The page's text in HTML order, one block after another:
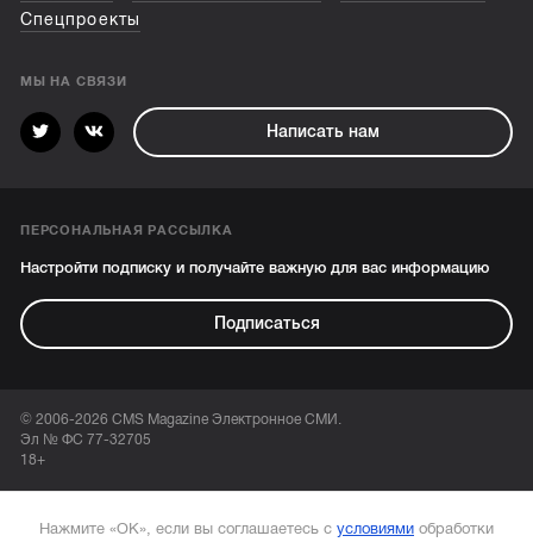
Спецпроекты
МЫ НА СВЯЗИ
Написать нам
ПЕРСОНАЛЬНАЯ РАССЫЛКА
Настройти подписку и получайте важную для вас информацию
Подписаться
© 2006-2026 CMS Magazine Электронное СМИ.
Эл № ФС 77-32705
18+
Нажмите «ОК», если вы соглашаетесь с условиями обработки